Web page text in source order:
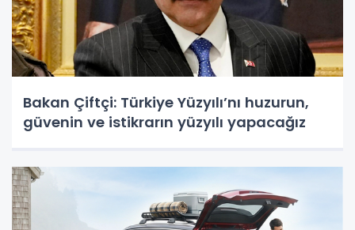
Bakan Çiftçi: Türkiye Yüzyılı’nı huzurun,
güvenin ve istikrarın yüzyılı yapacağız